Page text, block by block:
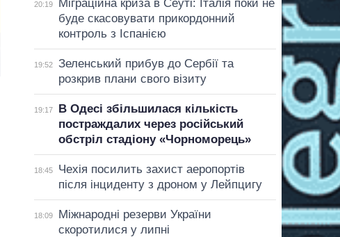
20:19
Міграційна криза в Сеуті: Італія поки не
буде скасовувати прикордонний
контроль з Іспанією
19:52
Зеленський прибув до Сербії та
розкрив плани свого візиту
19:17
В Одесі збільшилася кількість
постраждалих через російський
обстріл стадіону «Чорноморець»
18:45
Чехія посилить захист аеропортів
після інциденту з дроном у Лейпцигу
18:09
Міжнародні резерви України
скоротилися у липні